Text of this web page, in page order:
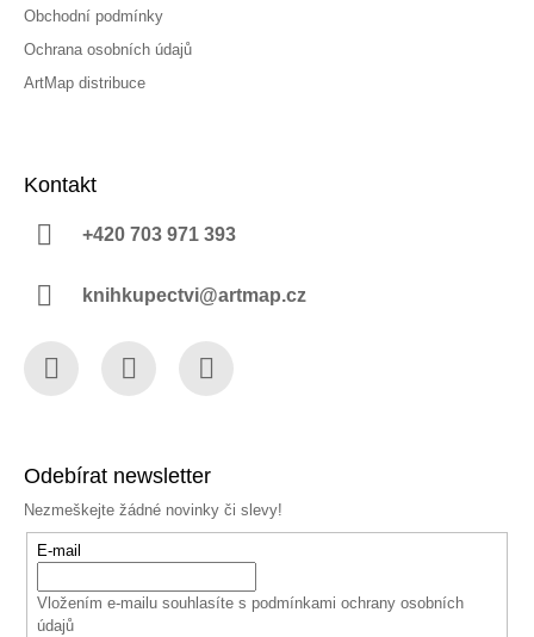
Obchodní podmínky
Ochrana osobních údajů
ArtMap distribuce
Kontakt
+420 703 971 393
knihkupectvi@artmap.cz
Odebírat newsletter
Nezmeškejte žádné novinky či slevy!
E-mail
Vložením e-mailu souhlasíte s podmínkami ochrany osobních
údajů